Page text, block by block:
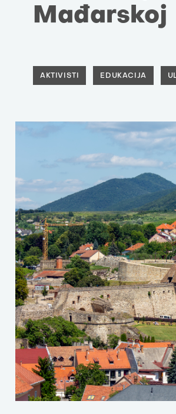
Mađarskoj
AKTIVISTI EDUKACIJA